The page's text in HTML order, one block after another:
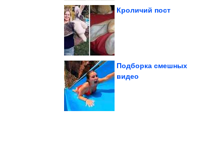
Кроличий пост
Подборка смешных
видео
TotalEnergies получит